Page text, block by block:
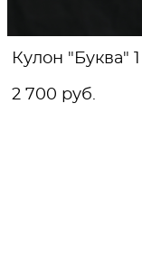
Кулон "Буква"
2 700 pуб.